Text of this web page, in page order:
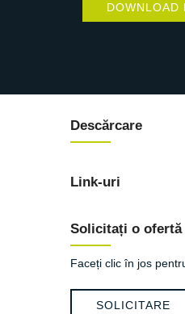
DOWNLOAD
Descărcare
Link-uri
Solicitați o ofertă
Faceți clic în jos
SOLICITARE